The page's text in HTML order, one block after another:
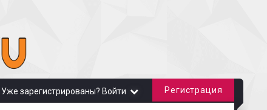
Уже зарегистрированы? Войти Регистрация